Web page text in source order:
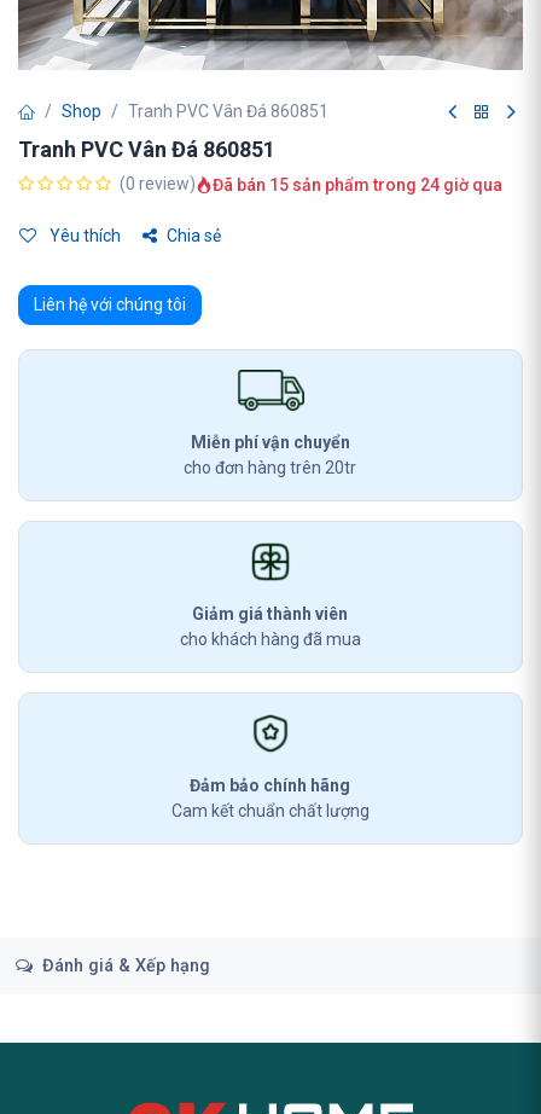
Shop Tranh PVC Vân Đá 860851
Tranh PVC Vân Đá 860851
(0 review) Đã bán 15 sản phẩm trong 24 giờ qua
Yêu thích Chia sẻ
Liên hệ với chúng tôi
Miễn phí vận chuyển
cho đơn hàng trên 20tr
Giảm giá thành viên
cho khách hàng đã mua
Đảm bảo chính hãng
Cam kết chuẩn chất lượng
Đánh giá & Xếp hạng